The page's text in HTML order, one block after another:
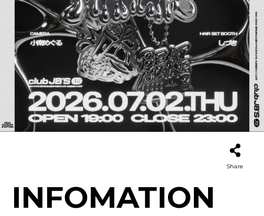
Share
INFOMATION